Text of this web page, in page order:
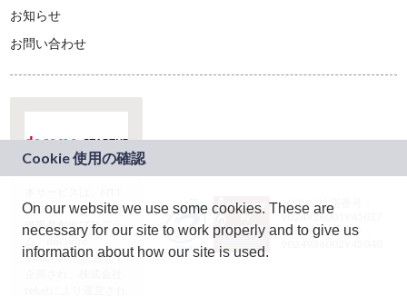
お知らせ
お問い合わせ
ドコモグループの新
規事業創出プログラ
ム「docomo
STARTUP」を通じて
JASRAC許諾番号：
9024936001Y45037
JASRAC許諾番号：
On our website we use some cookies. These are
necessary for our site to work properly and to give us
information about how our site is used.